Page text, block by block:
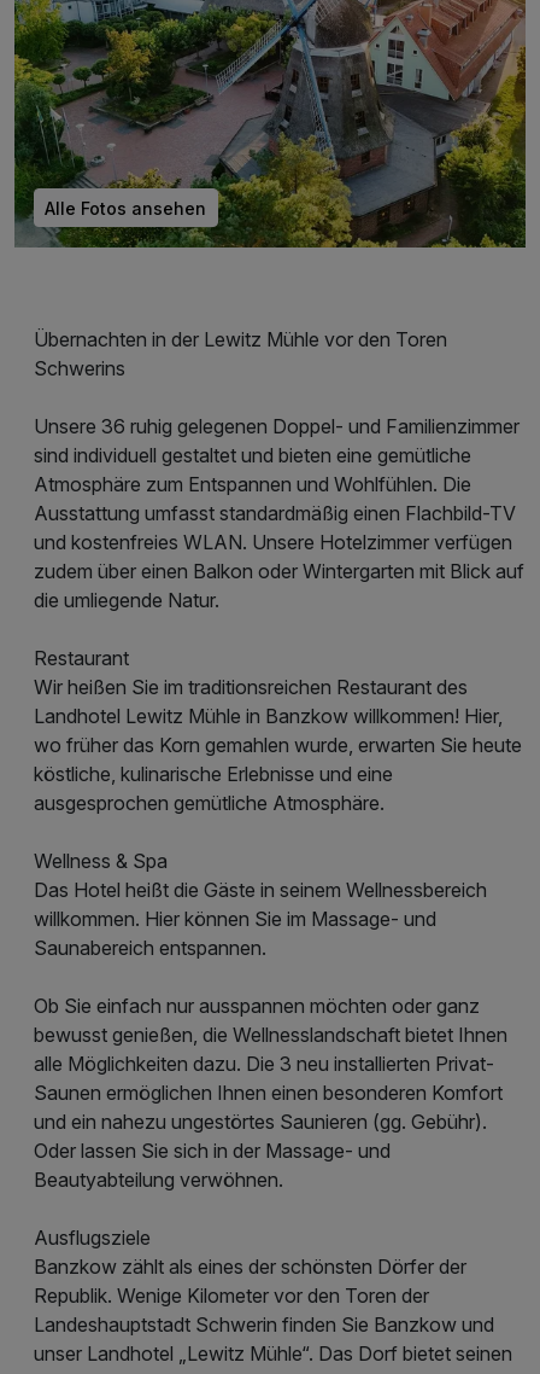
Alle Fotos ansehen
Übernachten in der Lewitz Mühle vor den Toren
Schwerins
Unsere 36 ruhig gelegenen Doppel- und Familienzimmer
sind individuell gestaltet und bieten eine gemütliche
Atmosphäre zum Entspannen und Wohlfühlen. Die
Ausstattung umfasst standardmäßig einen Flachbild-TV
und kostenfreies WLAN. Unsere Hotelzimmer verfügen
zudem über einen Balkon oder Wintergarten mit Blick auf
die umliegende Natur.
Restaurant
Wir heißen Sie im traditionsreichen Restaurant des
Landhotel Lewitz Mühle in Banzkow willkommen! Hier,
wo früher das Korn gemahlen wurde, erwarten Sie heute
köstliche, kulinarische Erlebnisse und eine
ausgesprochen gemütliche Atmosphäre.
Wellness & Spa
Das Hotel heißt die Gäste in seinem Wellnessbereich
willkommen. Hier können Sie im Massage- und
Saunabereich entspannen.
Ob Sie einfach nur ausspannen möchten oder ganz
bewusst genießen, die Wellnesslandschaft bietet Ihnen
alle Möglichkeiten dazu. Die 3 neu installierten Privat-
Saunen ermöglichen Ihnen einen besonderen Komfort
und ein nahezu ungestörtes Saunieren (gg. Gebühr).
Oder lassen Sie sich in der Massage- und
Beautyabteilung verwöhnen.
Ausflugsziele
Banzkow zählt als eines der schönsten Dörfer der
Republik. Wenige Kilometer vor den Toren der
Landeshauptstadt Schwerin finden Sie Banzkow und
unser Landhotel „Lewitz Mühle“. Das Dorf bietet seinen